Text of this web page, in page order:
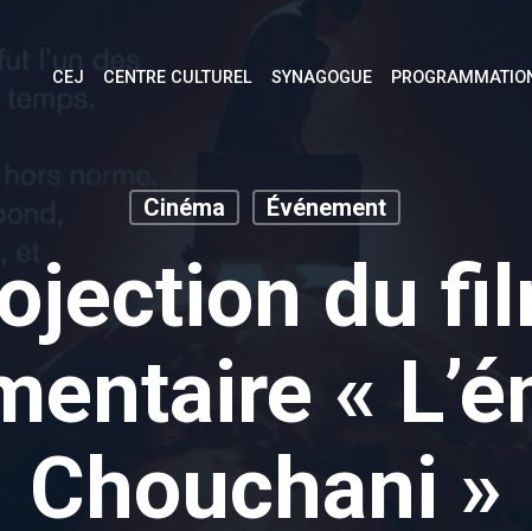
CEJ CENTRE CULTUREL SYNAGOGUE
Cinéma Événement
du
«
Chouchani »